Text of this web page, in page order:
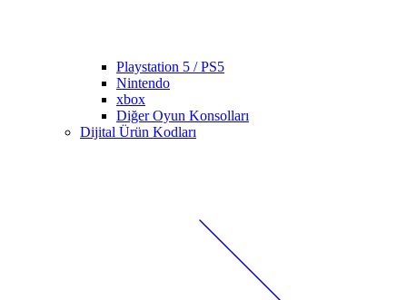
Playstation 5 / PS5
Nintendo
xbox
Diğer Oyun Konsolları
Dijital Ürün Kodları